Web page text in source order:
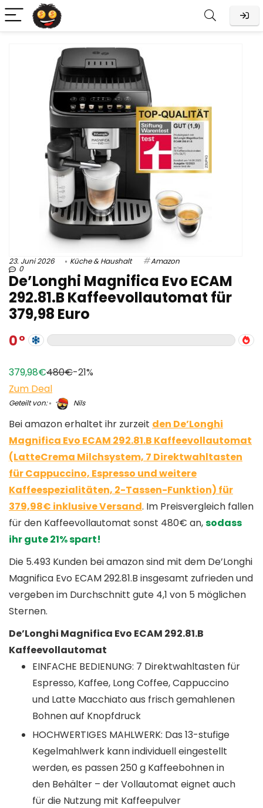
23. Juni 2026 Küche & Haushalt Amazon
0
De’Longhi Magnifica Evo ECAM
292.81.B Kaffeevollautomat für
379,98 Euro
0
379,98€480€-21%
Zum Deal
Geteilt von: Nils
Bei amazon erhaltet ihr zurzeit den De’Longhi
Magnifica Evo ECAM 292.81.B Kaffeevollautomat
(LatteCrema Milchsystem, 7 Direktwahltasten
für Cappuccino, Espresso und weitere
Kaffeespezialitäten, 2-Tassen-Funktion) für
379,98€ inklusive Versand. Im Preisvergleich fallen
für den Kaffeevollautomat sonst 480€ an,sodass
ihr gute 21% spart!
Die 5.493 Kunden bei amazon sind mit dem De’Longhi
Magnifica Evo ECAM 292.81.B insgesamt zufrieden und
vergeben im Durchschnitt gute 4,1 von 5 möglichen
Sternen.
De’Longhi Magnifica Evo ECAM 292.81.B
Kaffeevollautomat
EINFACHE BEDIENUNG: 7 Direktwahltasten für
Espresso, Kaffee, Long Coffee, Cappuccino
und Latte Macchiato aus frisch gemahlenen
Bohnen auf Knopfdruck
HOCHWERTIGES MAHLWERK: Das 13-stufige
Kegelmahlwerk kann individuell eingestellt
werden, es passen 250 g Kaffeebohnen in
den Behälter – der Vollautomat eignet auch
für die Nutzung mit Kaffeepulver